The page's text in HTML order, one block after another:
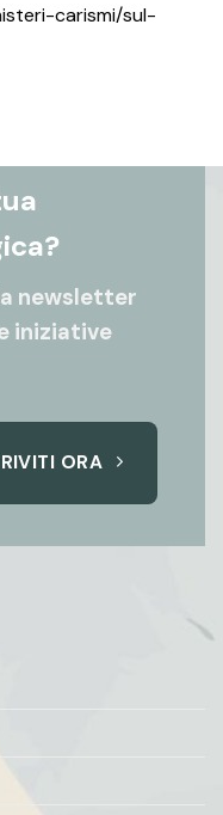
carismi/sul-
newsletter
iniziative
ORA